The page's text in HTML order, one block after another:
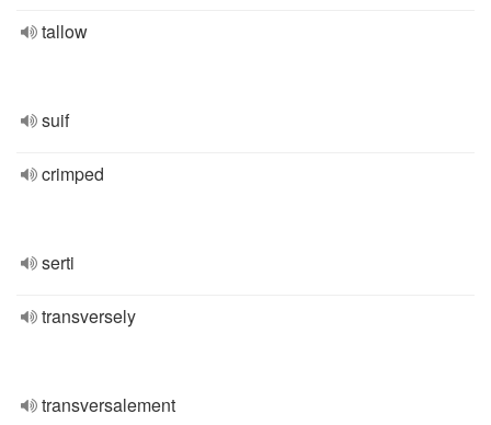
tallow
suif
crimped
serti
transversely
transversalement